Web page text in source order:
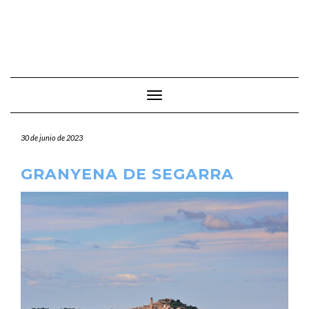
Cambiar modo de navegación
30 de junio de 2023
GRANYENA DE SEGARRA